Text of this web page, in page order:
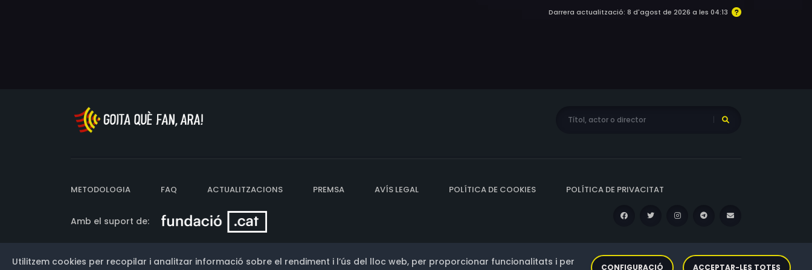
Darrera actualització: 8 d'agost de 2026 a les 04:13
METODOLOGIA FAQ ACTUALITZACIONS PREMSA AVÍS LEGAL POLÍTICA DE COOKIES POLÍTICA DE PRIVACITAT
Amb el suport de:
Utilitzem cookies per recopilar i analitzar informació sobre el rendiment i l’ús del lloc web, per proporcionar funcionalitats i per
CONFIGURACIÓ ACCEPTAR-LES TOTES